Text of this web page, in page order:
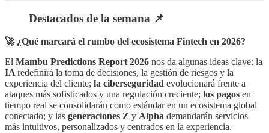
Destacados de la semana 📌
🚀 ¿Qué marcará el rumbo del ecosistema Fintech en 2026?
El Mambu Predictions Report 2026 nos da algunas ideas clave: la
IAredefinirá la toma de decisiones, la gestión de riesgos y la
experiencia del cliente; la ciberseguridad evolucionará frente a
ataques más sofisticados y una regulación creciente; los pagos en
tiempo real se consolidarán como estándar en un ecosistema global
conectado; y las generaciones Z y Alpha demandarán servicios
más intuitivos, personalizados y centrados en la experiencia.